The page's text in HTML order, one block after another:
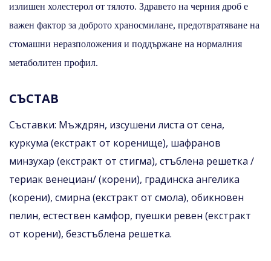
излишен холестерол от тялото. Здравето на черния дроб е
важен фактор за доброто храносмилане, предотвратяване на
стомашни неразположения и поддържане на нормалния
метаболитен профил.
СЪСТАВ
Съставки: Мъждрян, изсушени листа от сена,
куркума (екстракт от коренище), шафранов
минзухар (екстракт от стигма), стъблена решетка /
териак венециан/ (корени), градинска ангелика
(корени), смирна (екстракт от смола), обикновен
пелин, естествен камфор, пуешки ревен (екстракт
от корени), безстъблена решетка.